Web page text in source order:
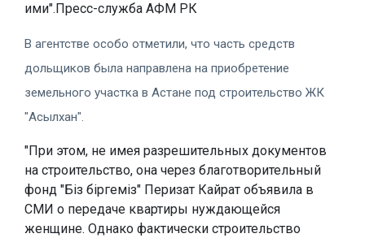
ими".Пресс-служба АФМ РК
В агентстве особо отметили, что часть средств
дольщиков была направлена на приобретение
земельного участка в Астане под строительство ЖК
"Асылхан".
"При этом, не имея разрешительных документов
на строительство, она через благотворительный
фонд "Біз біргеміз" Перизат Кайрат объявила в
СМИ о передаче квартиры нуждающейся
женщине. Однако фактически строительство